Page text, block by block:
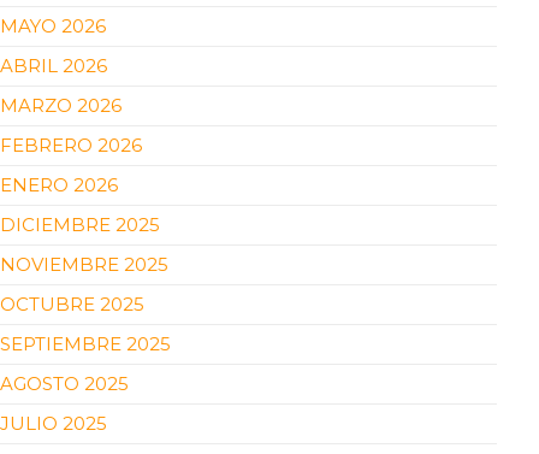
MAYO 2026
ABRIL 2026
MARZO 2026
FEBRERO 2026
ENERO 2026
DICIEMBRE 2025
NOVIEMBRE 2025
OCTUBRE 2025
SEPTIEMBRE 2025
AGOSTO 2025
JULIO 2025